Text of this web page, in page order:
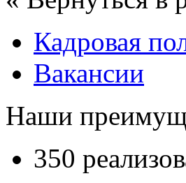
Кадровая
Вакансии
Наши
350